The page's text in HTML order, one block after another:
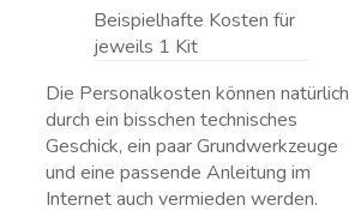
Beispielhafte Kosten für
jeweils 1 Kit
Die Personalkosten können natürlich
durch ein bisschen technisches
Geschick, ein paar Grundwerkzeuge
und eine passende Anleitung im
Internet auch vermieden werden.